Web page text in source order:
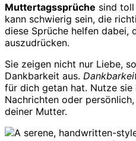
Muttertagssprüche sind toll
kann schwierig sein, die
diese Sprüche helfen dabei,
auszudrücken.
Sie zeigen nicht nur Liebe,
Dankbarkeit aus.
für dich getan hat. Nutze
Nachrichten oder
deiner Mutter.